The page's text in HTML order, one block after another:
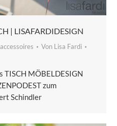
| LISAFARDIDESIGN
Von Lisa Fardi
MÖBELDESIGN
zum
Schindler